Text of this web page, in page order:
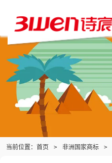
当前位置： 首页 > 非洲国家商标 >